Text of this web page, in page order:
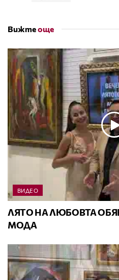
Вижтеоще
ВИДЕО
ЛЯТО НА ЛЮБОВТА
МОДА